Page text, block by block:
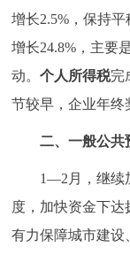
增长2.5%，保持
增长24.8%，主要
动。个人所得税完
节较早，企业年终
二、一般公共
1—2月，继续
度，加快资金下达
有力保障城市建设